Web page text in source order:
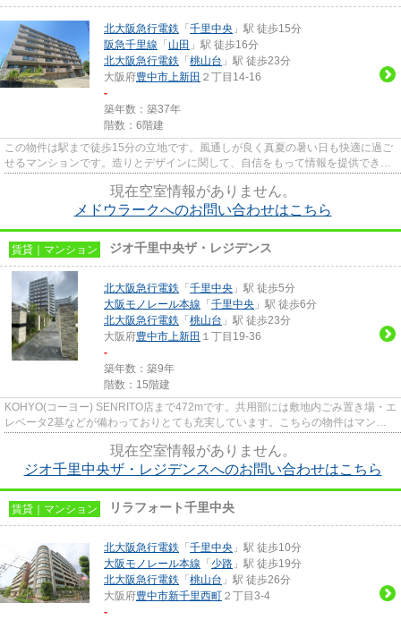
北大阪急行電鉄 「 千里中央 」駅 徒歩15分
阪急千里線 「 山田 」駅 徒歩16分
北大阪急行電鉄 「 桃山台 」駅 徒歩23分
大阪府豊中市上新田 ２丁目14-16
-
築年数：築37年
階数：6階建
この物件は駅まで徒歩15分の立地です。風通しが良く真夏の暑い日も快適に過ご
せるマンションです。造りとデザインに関して、自信をもって情報を提供できる
現在空室情報がありません。
メドウラークへのお問い合わせはこちら
賃貸｜マンション ジオ千里中央ザ・レジデンス
北大阪急行電鉄 「 千里中央 」駅 徒歩5分
大阪モノレール本線 「 千里中央 」駅 徒歩6分
北大阪急行電鉄 「 桃山台 」駅 徒歩23分
大阪府豊中市上新田 １丁目19-36
-
築年数：築9年
階数：15階建
KOHYO(コーヨー) SENRITO店まで472mです。共用部には敷地内ごみ置き場・エ
レベータ2基などが備わっておりとても充実しています。こちらの物件はマンシ
現在空室情報がありません。
ジオ千里中央ザ・レジデンスへのお問い合わせはこちら
賃貸｜マンション リラフォート千里中央
北大阪急行電鉄 「 千里中央 」駅 徒歩10分
大阪モノレール本線 「 少路 」駅 徒歩19分
北大阪急行電鉄 「 桃山台 」駅 徒歩26分
大阪府豊中市新千里西町 ２丁目3-4
-